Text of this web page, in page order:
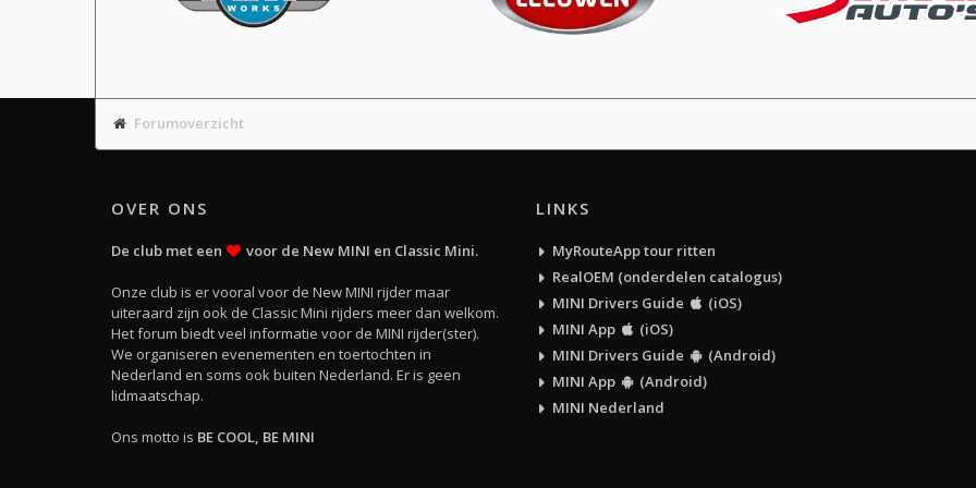
Forumoverzicht
OVER ONS
De club met een voor de New MINI en Classic Mini.
Onze club is er vooral voor de New MINI rijder maar
uiteraard zijn ook de Classic Mini rijders meer dan welkom.
Het forum biedt veel informatie voor de MINI rijder(ster).
We organiseren evenementen en toertochten in
Nederland en soms ook buiten Nederland. Er is geen
lidmaatschap.
Ons motto is BE COOL, BE MINI
LINKS
MyRouteApp tour ritten
RealOEM (onderdelen catalogus)
MINI Drivers Guide
(iOS)
MINI App
(iOS)
MINI Drivers Guide
(Android)
MINI App
(Android)
MINI Nederland